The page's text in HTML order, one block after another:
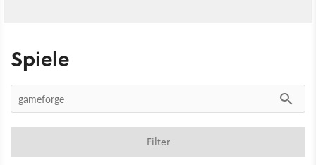
Spiele
Filter